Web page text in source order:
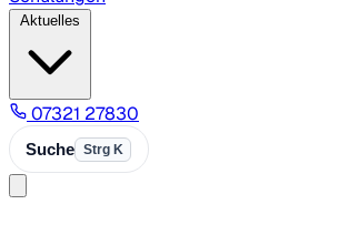
Aktuelles
07321 27830
Suche Strg K